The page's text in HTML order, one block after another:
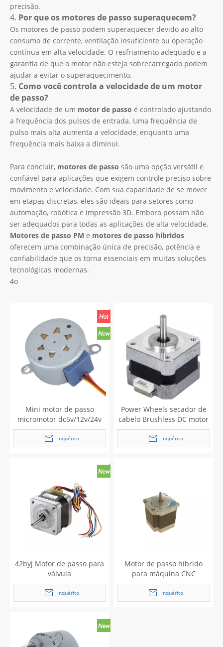
precisão.
4. Por que os motores de passo superaquecem?
Os motores de passo podem superaquecer devido ao alto
consumo de corrente, ventilação insuficiente ou operação
contínua em alta velocidade. O resfriamento adequado e a
garantia de que o motor não esteja sobrecarregado podem
ajudar a evitar o superaquecimento.
5. Como você controla a velocidade de um motor
de passo?
A velocidade de um motor de passo é controlado ajustando
a frequência dos pulsos de entrada. Uma frequência de
pulso mais alta aumenta a velocidade, enquanto uma
frequência mais baixa a diminui.
Para concluir, motores de passo são uma opção versátil e
confiável para aplicações que exigem controle preciso sobre
movimento e velocidade. Com sua capacidade de se mover
em etapas discretas, eles são ideais para setores como
automação, robótica e impressão 3D. Embora possam não
ser adequados para todas as aplicações de alta velocidade,
Motores de passo PM e motores de passo híbridos
oferecem uma combinação única de precisão, potência e
confiabilidade que os torna essenciais em muitas soluções
tecnológicas modernas.
4o
Mini motor de passo
micromotor dc5v/12v/24v
28byj
Inquérito
Power Wheels secador de
cabelo Brushless DC motor
Inquérito
42byj Motor de passo para
válvula
Inquérito
Motor de passo híbrido
para máquina CNC
Inquérito